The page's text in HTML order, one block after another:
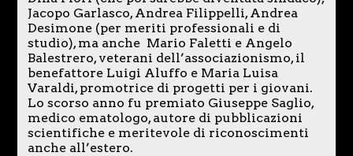
Jacopo Garlasco, Andrea Filippelli, Andrea
Desimone (per meriti professionali e di
studio), ma anche Mario Faletti e Angelo
Balestrero, veterani dell’associazionismo, il
benefattore Luigi Aluffo e Maria Luisa
Varaldi, promotrice di progetti per i giovani.
Lo scorso anno fu premiato Giuseppe Saglio,
medico ematologo, autore di pubblicazioni
scientifiche e meritevole di riconoscimenti
anche all’estero.